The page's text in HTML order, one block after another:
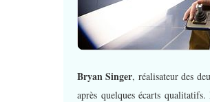
Bryan Singer, réalisateur des
après quelques écarts